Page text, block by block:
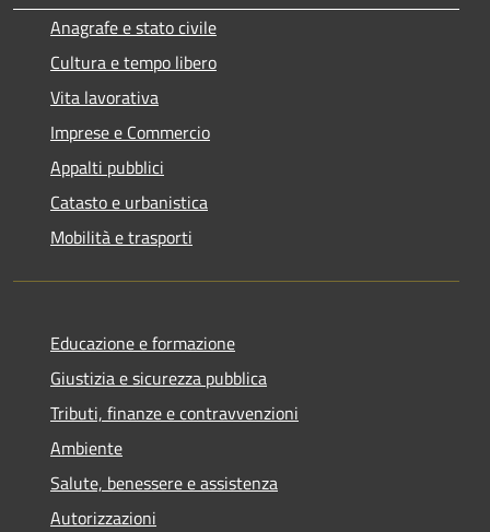
Anagrafe e stato civile
Cultura e tempo libero
Vita lavorativa
Imprese e Commercio
Appalti pubblici
Catasto e urbanistica
Mobilità e trasporti
Educazione e formazione
Giustizia e sicurezza pubblica
Tributi, finanze e contravvenzioni
Ambiente
Salute, benessere e assistenza
Autorizzazioni